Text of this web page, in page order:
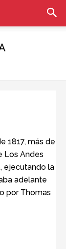
1817, más de
Los Andes
ejecutando la
adelante
por Thomas